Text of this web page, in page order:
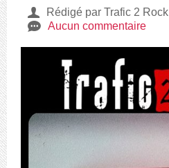
U Rédigé par Trafic 2 Rock
e Aucun commentaire